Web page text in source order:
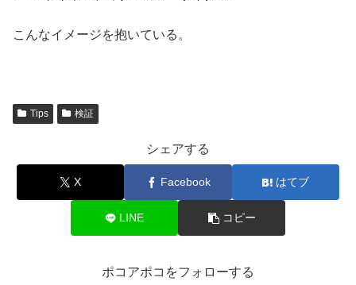
こんなイメージを抱いている。
Tips 検証
シェアする
X Facebook はてブ
LINE コピー
ポコアポコをフォローする